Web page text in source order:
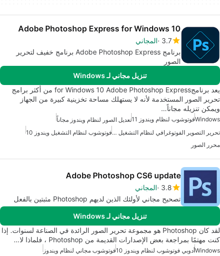
Adobe Photoshop Express for Windows 10
3.7 المجاني
برنامج Adobe Photoshop Express برنامج خفيف لتحرير
الصور
تنزيل مجاني لـ Windows
يعد برنامجfor Windows 10 Adobe Photoshop Express من أكثر برامج
تحرير الصور المستخدمة لأنه لا يستهلك مساحة تخزينية كبيرة من الجهاز
ويمكن تنزيله مجاناً…
Windowsفوتوشوب لنظام ويندوز 11
تعديل الصور لنظام ويندوز مجاناً
تحرير التصوير الفوتوغرافي لنظام التشغيل ويندوزفوتوشوب لنظام التشغيل ويندوز 10
محرر الصور
Adobe Photoshop CS6 update
3.8 المجاني
تصحيح مجاني لأولئك الذين لديهم Photoshop مثبتين بالفعل
تنزيل مجاني لـ Windows
لقد كان Photoshop هو مجموعة تحرير الصور الرائدة في الصناعة لسنوات. إذا
كنت مهتمًا بمراجعة بعض الإصدارات القديمة من Photoshop ، فلماذا لا…
Windowsأدوبي فوتوشوب لنظام ويندوز 10
فوتوشوب مجاني لنظام ويندوز